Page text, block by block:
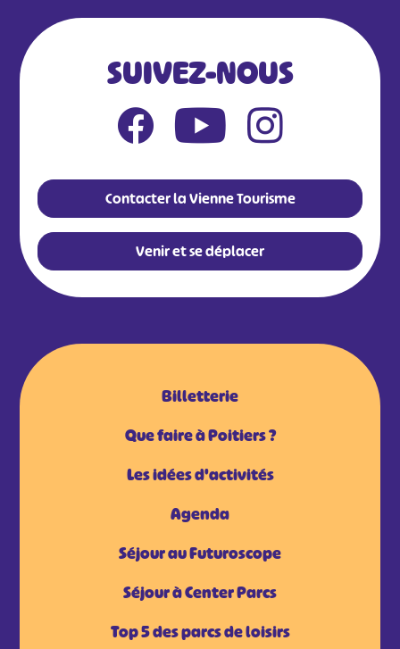
SUIVEZ-NOUS
Contacter la Vienne Tourisme
Venir et se déplacer
Billetterie
Que faire à Poitiers ?
Les idées d'activités
Agenda
Séjour au Futuroscope
Séjour à Center Parcs
Top 5 des parcs de loisirs